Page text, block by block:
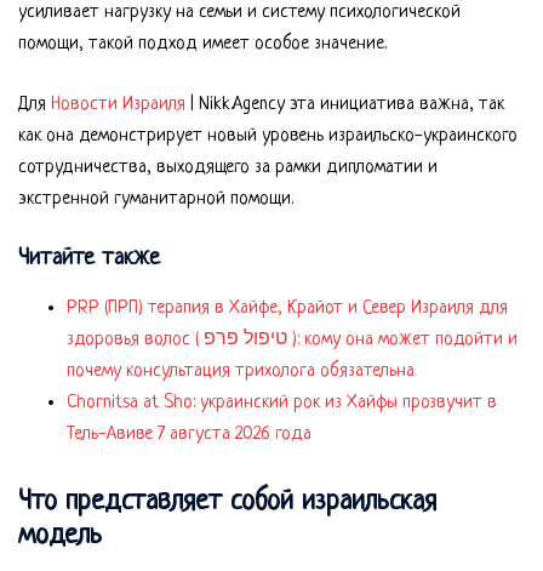
усиливает нагрузку на семьи и систему психологической
помощи, такой подход имеет особое значение.
Для Новости Израиля | Nikk.Agency эта инициатива важна, так
как она демонстрирует новый уровень израильско-украинского
сотрудничества, выходящего за рамки дипломатии и
экстренной гуманитарной помощи.
Читайте также
PRP (ПРП) терапия в Хайфе, Крайот и Север Израиля для
здоровья волос ( טיפול פרפ ): кому она может подойти и
почему консультация трихолога обязательна
Chornitsa at Sho: украинский рок из Хайфы прозвучит в
Тель-Авиве 7 августа 2026 года
Что представляет собой израильская
модель